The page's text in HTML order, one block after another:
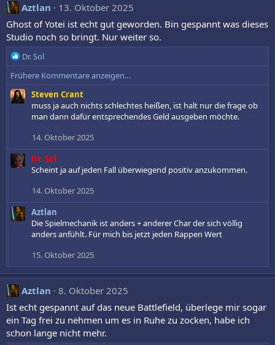
t
i
n
e
n
:
Aztlan
13. Oktober 2025
Ghost of Yotei ist echt gut geworden. Bin gespannt was dieses
Studio noch so bringt. Nur weiter so.
R
e
a
k
t
n
:
Dr. Sol
Frühere Kommentare anzeigen…
Steven Crant
muss ja auch nichts schlechtes heißen, ist halt nur die frage ob
man dann dafür entsprechendes Geld ausgeben möchte.
14. Oktober 2025
Dr. Sol
Scheint ja auf jeden Fall überwiegend positiv anzukommen.
14. Oktober 2025
Aztlan
Die Spielmechanik ist anders + anderer Char der sich völlig
anders anfühlt. Für mich bis jetzt jeden Rappen Wert
15. Oktober 2025
Aztlan
8. Oktober 2025
Ist echt gespannt auf das neue Battlefield, überlege mir sogar
ein Tag frei zu nehmen um es in Ruhe zu zocken, habe ich
schon lange nicht mehr.